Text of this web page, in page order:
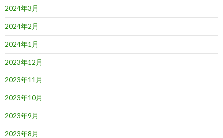
2024年3月
2024年2月
2024年1月
2023年12月
2023年11月
2023年10月
2023年9月
2023年8月